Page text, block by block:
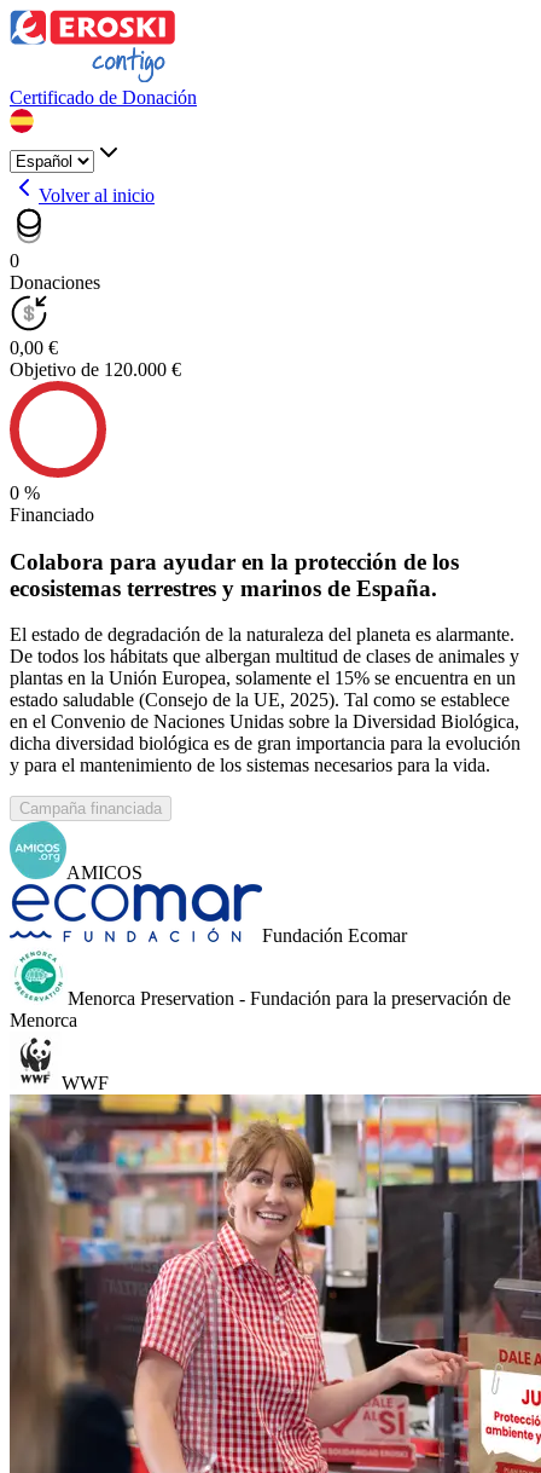
Certificado de Donación
Volver al inicio
0
Donaciones
0,00 €
Objetivo de 120.000 €
0 %
Financiado
Colabora para ayudar en la protección de los
ecosistemas terrestres y marinos de España.
El estado de degradación de la naturaleza del planeta es alarmante.
De todos los hábitats que albergan multitud de clases de animales y
plantas en la Unión Europea, solamente el 15% se encuentra en un
estado saludable (Consejo de la UE, 2025). Tal como se establece
en el Convenio de Naciones Unidas sobre la Diversidad Biológica,
dicha diversidad biológica es de gran importancia para la evolución
y para el mantenimiento de los sistemas necesarios para la vida.
Campaña financiada
AMICOS
Fundación Ecomar
Menorca Preservation - Fundación para la preservación de
Menorca
WWF